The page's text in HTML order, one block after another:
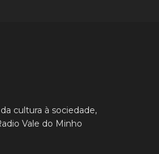
cultura à sociedade,
Vale do Minho